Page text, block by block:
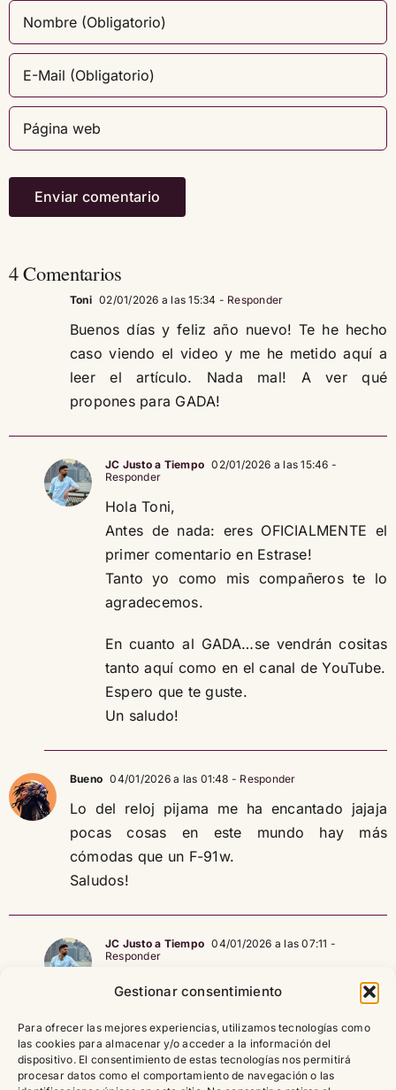
Gestionar consentimiento
Para ofrecer las mejores experiencias, utilizamos tecnologías como
las cookies para almacenar y/o acceder a la información del
dispositivo. El consentimiento de estas tecnologías nos permitirá
procesar datos como el comportamiento de navegación o las
4 Comentarios
Toni 02/01/2026 a las 15:34 - Responder
Buenos días y feliz año nuevo! Te he hecho
caso viendo el video y me he metido aquí a
leer el artículo. Nada mal! A ver qué
propones para GADA!
JC Justo a Tiempo 02/01/2026 a las 15:46 -
Responder
Hola Toni,
Antes de nada: eres OFICIALMENTE el
primer comentario en Estrase!
Tanto yo como mis compañeros te lo
agradecemos.
En cuanto al GADA…se vendrán cositas
tanto aquí como en el canal de YouTube.
Espero que te guste.
Un saludo!
Bueno 04/01/2026 a las 01:48 - Responder
Lo del reloj pijama me ha encantado jajaja
pocas cosas en este mundo hay más
cómodas que un F-91w.
Saludos!
JC Justo a Tiempo 04/01/2026 a las 07:11 -
Responder
Hola!
Sin duda un reloj legendario!
Un saludo!